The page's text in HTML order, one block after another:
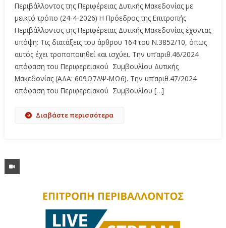
Περιβάλλοντος της Περιφέρειας Δυτικής Μακεδονίας με
μεικτό τρόπο (24-4-2026) Η Πρόεδρος της Επιτροπής
Περιβάλλοντος της Περιφέρειας Δυτικής Μακεδονίας έχοντας
υπόψη: Τις διατάξεις του άρθρου 164 του Ν.3852/10, όπως
αυτός έχει τροποποιηθεί και ισχύει. Την υπ’αριθ.46/2024
απόφαση του Περιφερειακού Συμβουλίου Δυτικής
Μακεδονίας (ΑΔΑ: 609Ω7ΛΨ-ΜΩ6). Την υπ’αριθ.47/2024
απόφαση του Περιφερειακού Συμβουλίου […]
Διαβάστε περισσότερα